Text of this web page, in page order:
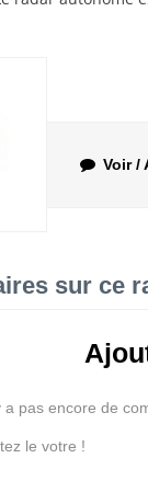
Voir /
sur ce
a pas encore de
le votre !